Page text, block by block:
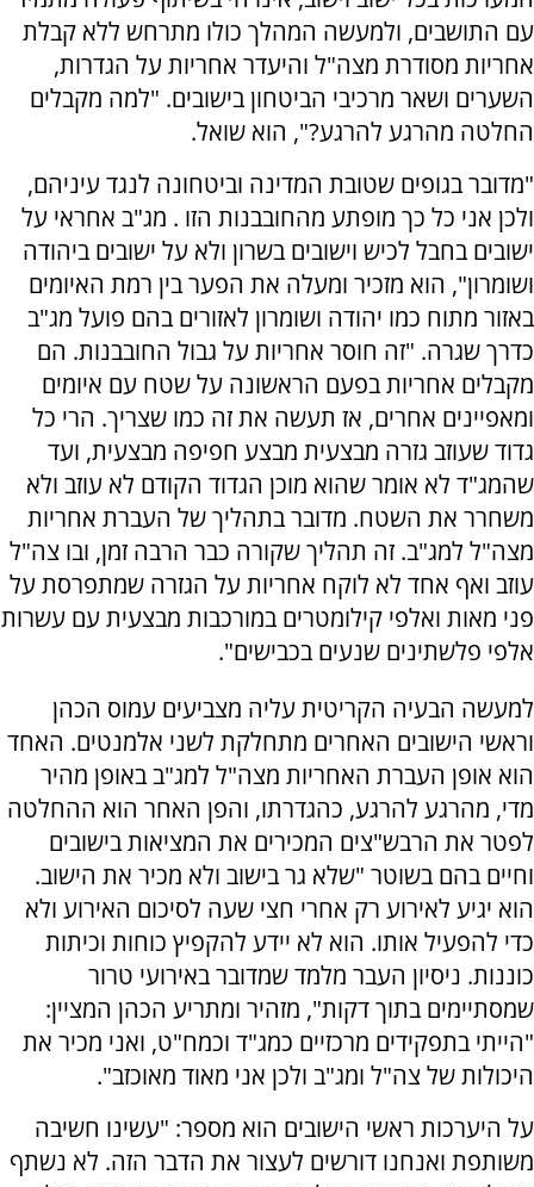
עם התושבים, ולמעשה המהלך כולו מתרחש ללא קבלת
אחריות מסודרת מצה"ל והיעדר אחריות על הגדרות,
השערים ושאר מרכיבי הביטחון בישובים. "למה מקבלים
החלטה מהרגע להרגע?", הוא שואל.
"מדובר בגופים שטובת המדינה וביטחונה לנגד עיניהם,
ולכן אני כל כך מופתע מהחובבנות הזו . מג"ב אחראי על
ישובים בחבל לכיש וישובים בשרון ולא על ישובים ביהודה
ושומרון", הוא מזכיר ומעלה את הפער בין רמת האיומים
באזור מתוח כמו יהודה ושומרון לאזורים בהם פועל מג"ב
כדרך שגרה. "זה חוסר אחריות על גבול החובבנות. הם
מקבלים אחריות בפעם הראשונה על שטח עם איומים
ומאפיינים אחרים, אז תעשה את זה כמו שצריך. הרי כל
גדוד שעוזב גזרה מבצעית מבצע חפיפה מבצעית, ועד
שהמג"ד לא אומר שהוא מוכן הגדוד הקודם לא עוזב ולא
משחרר את השטח. מדובר בתהליך של העברת אחריות
מצה"ל למג"ב. זה תהליך שקורה כבר הרבה זמן, ובו צה"ל
עוזב ואף אחד לא לוקח אחריות על הגזרה שמתפרסת על
פני מאות ואלפי קילומטרים במורכבות מבצעית עם עשרות
אלפי פלשתינים שנעים בכבישים".
למעשה הבעיה הקריטית עליה מצביעים עמוס הכהן
וראשי הישובים האחרים מתחלקת לשני אלמנטים. האחד
הוא אופן העברת האחריות מצה"ל למג"ב באופן מהיר
מדי, מהרגע להרגע, כהגדרתו, והפן האחר הוא ההחלטה
לפטר את הרבש"צים המכירים את המציאות בישובים
וחיים בהם בשוטר "שלא גר בישוב ולא מכיר את הישוב.
הוא יגיע לאירוע רק אחרי חצי שעה לסיכום האירוע ולא
כדי להפעיל אותו. הוא לא יידע להקפיץ כוחות וכיתות
כוננות. ניסיון העבר מלמד שמדובר באירועי טרור
שמסתיימים בתוך דקות", מזהיר ומתריע הכהן המציין:
"הייתי בתפקידים מרכזיים כמג"ד וכמח"ט, ואני מכיר את
היכולות של צה"ל ומג"ב ולכן אני מאוד מאוכזב".
על היערכות ראשי הישובים הוא מספר: "עשינו חשיבה
משותפת ואנחנו דורשים לעצור את הדבר הזה. לא נשתף